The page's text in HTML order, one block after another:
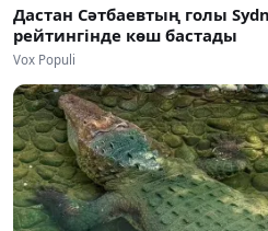
Дастан Сәтбаевтың голы
рейтингінде көш бастады
Vox Populi